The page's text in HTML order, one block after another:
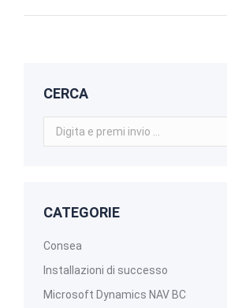
CERCA
Search:
CATEGORIE
Consea
Installazioni di successo
Microsoft Dynamics NAV BC